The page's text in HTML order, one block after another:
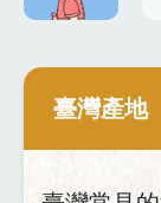
臺灣產地